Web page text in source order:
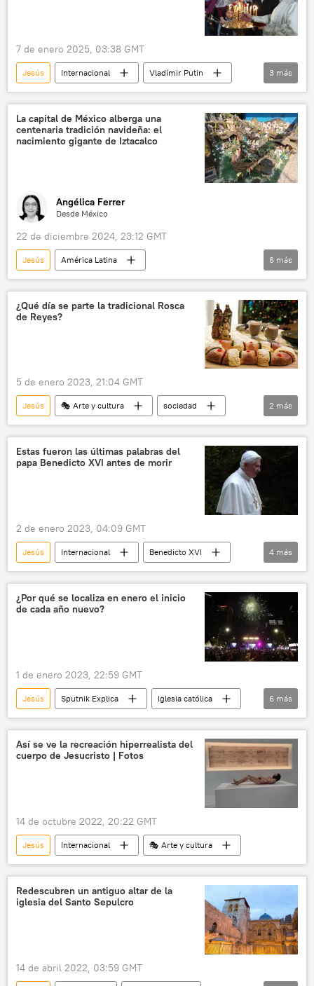
7 de enero 2025, 03:38 GMT
Jesús Internacional
Vladímir Putin
sociedad
religión Navidad
3 más
La capital de México alberga una
centenaria tradición navideña: el
nacimiento gigante de Iztacalco
Angélica Ferrer
Desde México
22 de diciembre 2024, 23:12 GMT
Jesús
América Latina
Ciudad de México (CDMX)
nacimiento
sociedad
México
Navidad
🎭 Arte y cultura
6 más
¿Qué día se parte la tradicional Rosca
de Reyes?
5 de enero 2023, 21:04 GMT
Jesús 🎭 Arte y cultura
sociedad
Jerusalén
Sputnik Explica
2 más
Estas fueron las últimas palabras del
papa Benedicto XVI antes de morir
2 de enero 2023, 04:09 GMT
Jesús Internacional
Benedicto XVI
Vaticano
Papa Francisco
religión
Iglesia católica
4 más
¿Por qué se localiza en enero el inicio
de cada año nuevo?
1 de enero 2023, 22:59 GMT
Jesús Sputnik Explica
Iglesia católica
Universidad de Birmingham
BBC
Roma
cristianismo
historia
🎭 Arte y cultura
6 más
Así se ve la recreación hiperrealista del
cuerpo de Jesucristo | Fotos
14 de octubre 2022, 20:22 GMT
Jesús Internacional 🎭 Arte y cultura
Redescubren un antiguo altar de la
iglesia del Santo Sepulcro
14 de abril 2022, 03:59 GMT